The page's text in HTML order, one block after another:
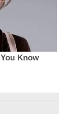
Know